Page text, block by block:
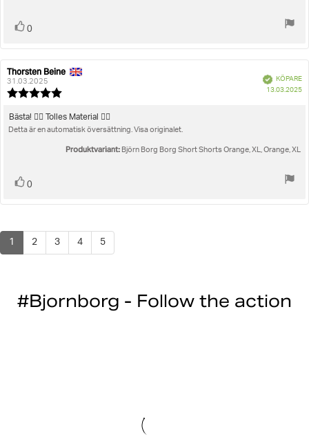
Rösta
0
Recensionsförfattare:
Thorsten Beine
31.03.2025
utav
BekräftadKÖPARE
13.03.2025
Recensionstext:
Bästa! 👍🏻 Tolles Material 👌🏻
Detta är en automatisk översättning. Visa originalet.
Produktvariant: Björn Borg Borg Short Shorts Orange, XL, Orange, XL
Rösta
0
1 2 3 4 5
#Bjornborg - Follow the action